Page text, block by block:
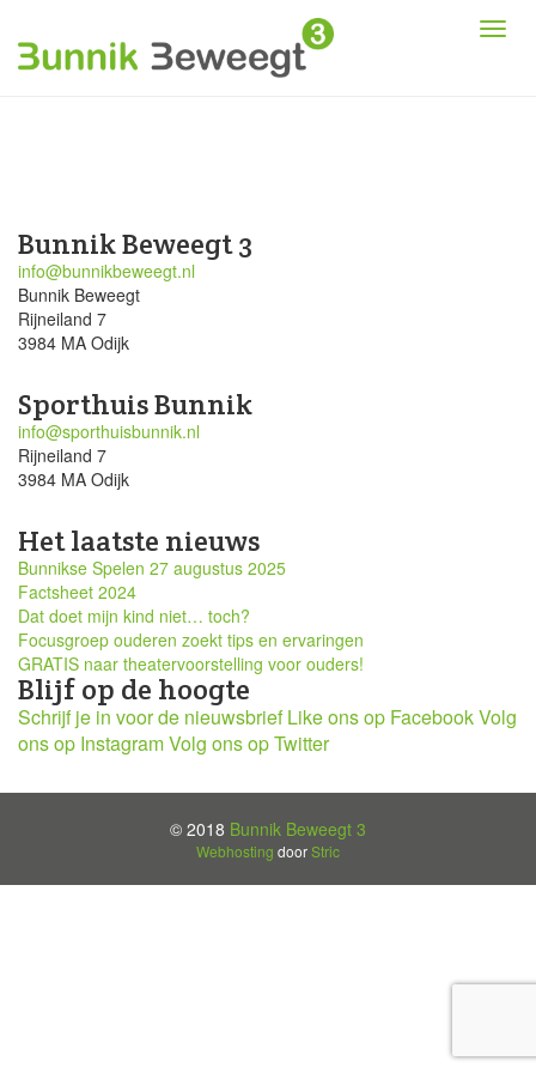
Bunnik Beweegt 3
info@bunnikbeweegt.nl
Bunnik Beweegt
Rijneiland 7
3984 MA Odijk
Sporthuis Bunnik
info@sporthuisbunnik.nl
Rijneiland 7
3984 MA Odijk
Het laatste nieuws
Bunnikse Spelen 27 augustus 2025
Factsheet 2024
Dat doet mijn kind niet… toch?
Focusgroep ouderen zoekt tips en ervaringen
GRATIS naar theatervoorstelling voor ouders!
Blijf op de hoogte
Schrijf je in voor de nieuwsbrief Like ons op FacebookVolg
ons op InstagramVolg ons op Twitter
© 2018 Bunnik Beweegt 3
Webhosting doorStric